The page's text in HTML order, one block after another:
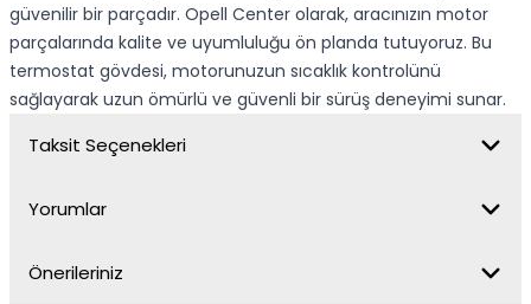
güvenilir bir parçadır. Opell Center olarak, aracınızın motor
parçalarında kalite ve uyumluluğu ön planda tutuyoruz. Bu
termostat gövdesi, motorunuzun sıcaklık kontrolünü
sağlayarak uzun ömürlü ve güvenli bir sürüş deneyimi sunar.
Taksit Seçenekleri
Yorumlar
Önerileriniz